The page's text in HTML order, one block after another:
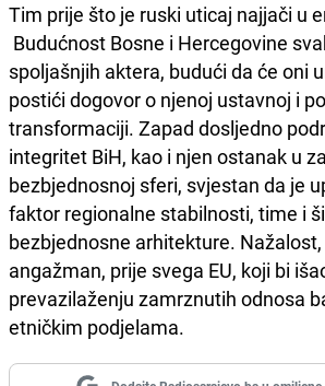
Tim prije što je ruski uticaj najjači u
Budućnost Bosne i Hercegovine
spoljašnjih aktera, budući da će oni
postići dogovor o njenoj ustavnoj i
transformaciji. Zapad dosljedno
integritet BiH, kao i njen ostanak u
bezbjednosnoj sferi, svjestan da je
faktor regionalne stabilnosti, time i
bezbjednosne arhitekture.
angažman, prije svega EU, koji bi
prevazilaženju zamrznutih odnosa
etničkim podjelama.